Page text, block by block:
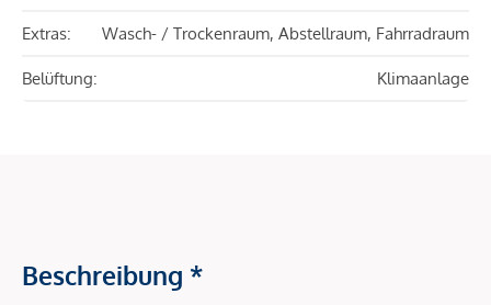
Extras: Wasch- / Trockenraum, Abstellraum, Fahrradraum
Belüftung: Klimaanlage
Beschreibung *